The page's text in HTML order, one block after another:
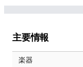
主要情報
楽器